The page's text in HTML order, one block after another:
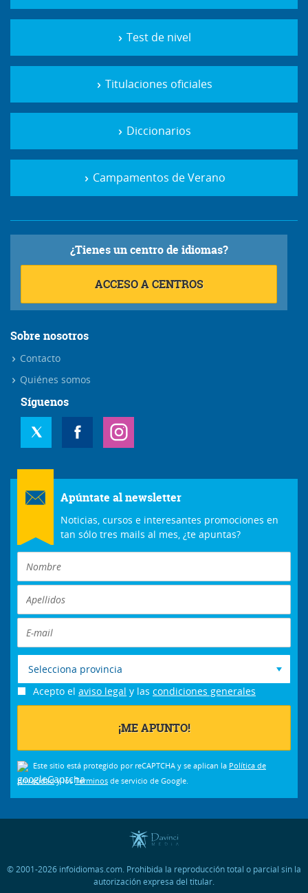
Test de nivel
Titulaciones oficiales
Diccionarios
Campamentos de Verano
¿Tienes un centro de idiomas?
ACCESO A CENTROS
Sobre nosotros
Contacto
Quiénes somos
Síguenos
Apúntate al newsletter
Noticias, cursos e interesantes promociones en
tan sólo tres mails al mes, ¿te apuntas?
Selecciona provincia
Acepto el aviso legal y las condiciones generales
Este sitio está protegido por reCAPTCHA y se aplican la Política de
privacidady los Términos de servicio de Google.
© 2001-2026 infoidiomas.com. Prohibida la reproducción total o parcial sin la
autorización expresa del titular.